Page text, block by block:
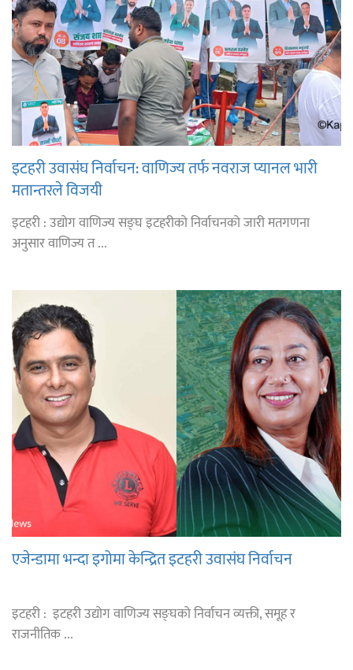
इटहरी उवासंघ निर्वाचन: वाणिज्य तर्फ नवराज प्यानल भारी
मतान्तरले विजयी
इटहरी : उद्योग वाणिज्य सङ्घ इटहरीको निर्वाचनको जारी मतगणना
अनुसार वाणिज्य त ...
एजेन्डामा भन्दा इगोमा केन्द्रित इटहरी उवासंघ निर्वाचन
इटहरी : इटहरी उद्योग वाणिज्य सङ्घको निर्वाचन व्यक्ती, समूह र
राजनीतिक ...